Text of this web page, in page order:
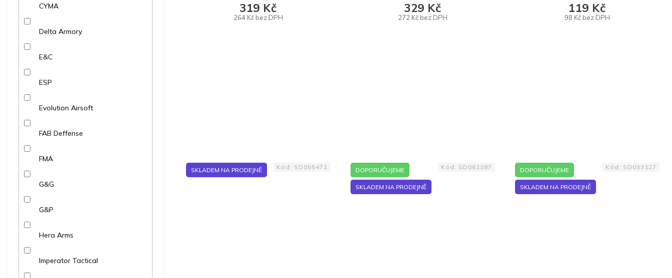
CYMA
Delta Armory
E&C
ESP
Evolution Airsoft
FAB Deffense
FMA
G&G
G&P
Hera Arms
Imperator Tactical
264 Kč bez DPH
319 Kč
272 Kč bez DPH
329 Kč
98 Kč bez DPH
119 Kč
SKLADEM NA PRODEJNĚ Kód: SD055471 DOPORUČUJEME
SKLADEM NA PRODEJNĚ
Kód: SD061387 DOPORUČUJEME
SKLADEM NA PRODEJNĚ
Kód: SD033127